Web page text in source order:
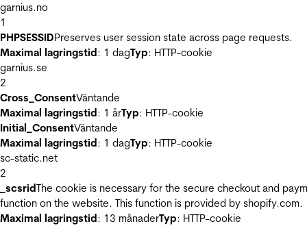
garnius.no
1
PHPSESSIDPreserves user session state across page requests.
Maximal lagringstid: 1 dagTyp: HTTP-cookie
garnius.se
2
Cross_ConsentVäntande
Maximal lagringstid: 1 årTyp: HTTP-cookie
Initial_ConsentVäntande
Maximal lagringstid: 1 dagTyp: HTTP-cookie
sc-static.net
2
_scsridThe cookie is necessary for the secure checkout and
function on the website. This function is provided by shopify.com.
Maximal lagringstid: 13 månaderTyp: HTTP-cookie